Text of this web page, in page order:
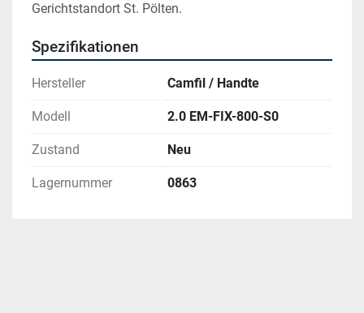
Gerichtstandort St. Pölten.
Spezifikationen
Hersteller Camfil / Handte
Modell 2.0 EM-FIX-800-S0
Zustand Neu
Lagernummer 0863